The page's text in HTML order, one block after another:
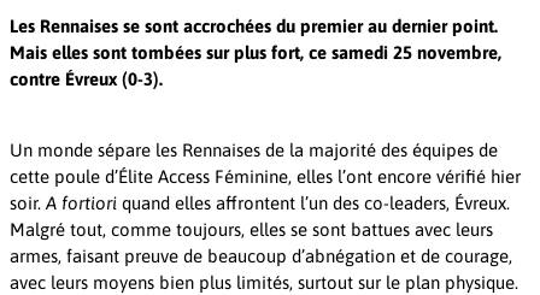
Les Rennaises se sont accrochées du premier au dernier point.
Mais elles sont tombées sur plus fort, ce samedi 25 novembre,
contre Évreux (0-3).
Un monde sépare les Rennaises de la majorité des équipes de
cette poule d’Élite Access Féminine, elles l’ont encore vérifié hier
soir. A fortiori quand elles affrontent l’un des co-leaders, Évreux.
Malgré tout, comme toujours, elles se sont battues avec leurs
armes, faisant preuve de beaucoup d’abnégation et de courage,
avec leurs moyens bien plus limités, surtout sur le plan physique.